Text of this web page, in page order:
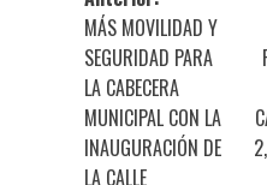
MÁS MOVILIDAD Y
SEGURIDAD PARA
LA CABECERA
MUNICIPAL CON LA
INAUGURACIÓN DE
LA CALLE